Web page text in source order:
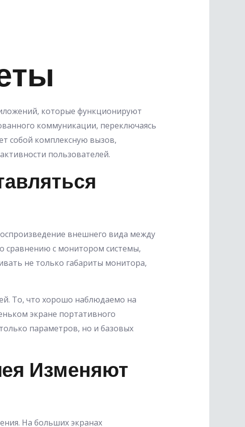
которые функционируют
коммуникации, переключаясь
собой комплексную вызов,
пользователей.
внешнего вида между
сравнению с монитором системы,
не только габариты монитора,
То, что хорошо наблюдаемо на
экране портативного
параметров, но и базовых
Изменяют
На больших экранах